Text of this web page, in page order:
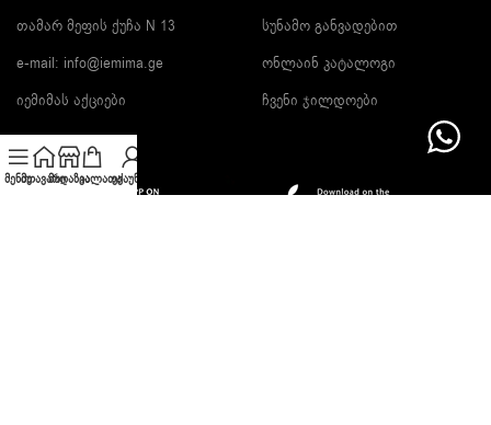
თამარ მეფის ქუჩა N 13
e-mail: info@iemima.ge
იემიმას აქციები
სუნამო განვადებით
ონლაინ კატალოგი
ჩვენი ჯილდოები
მენიუმთავარიმაღაზიაკალათაექაუნთი